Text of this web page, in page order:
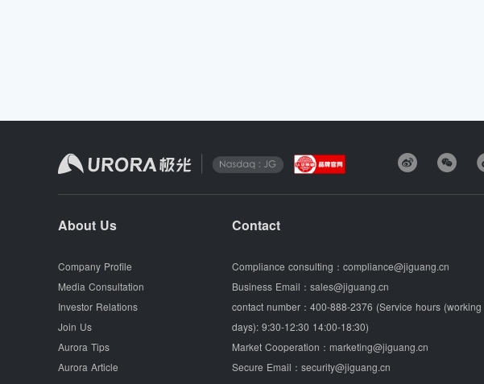
About Us
Company Profile
Media Consultation
Investor Relations
Join Us
Aurora Tips
Aurora Article
Contact
Compliance consulting： compliance@jiguang.cn
Business Email： sales@jiguang.cn
contact number： 400-888-2376 (Service hours (working
days): 9:30-12:30 14:00-18:30)
Market Cooperation： marketing@jiguang.cn
Secure Email： security@jiguang.cn